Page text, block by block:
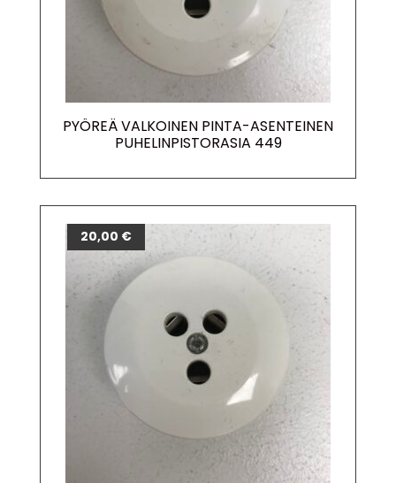
PYÖREÄ VALKOINEN PINTA-ASENTEINEN
PUHELINPISTORASIA 449
20,00 €